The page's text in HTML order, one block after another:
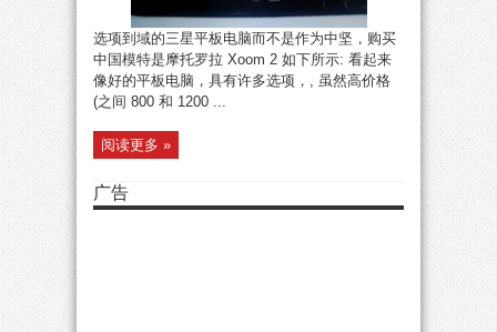
选项到域的三星平板电脑而不是作为中坚，购买
中国模特是摩托罗拉 Xoom 2 如下所示: 看起来
像好的平板电脑，具有许多选项，, 虽然高价格
(之间 800 和 1200 ...
阅读更多 »
广告